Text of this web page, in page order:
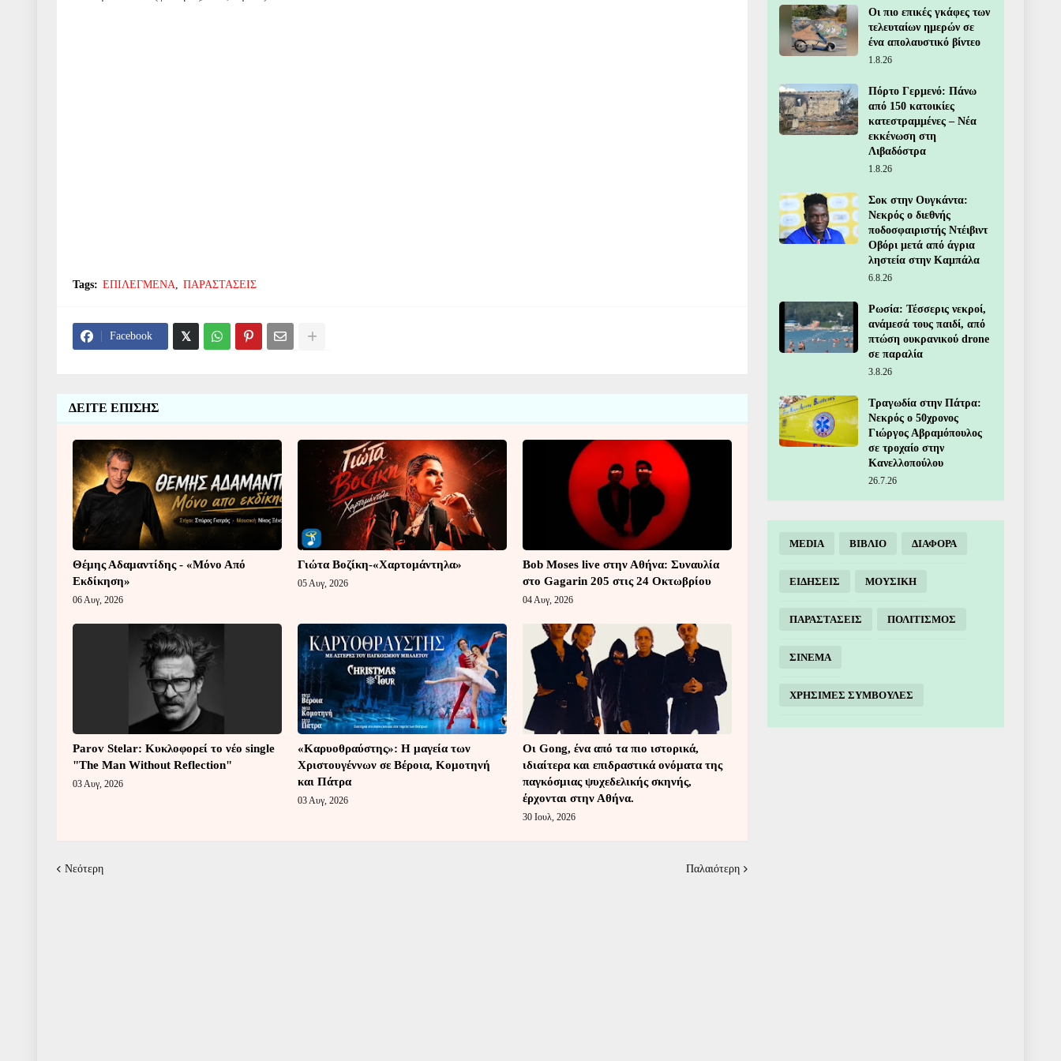
Tags: ΕΠΙΛΕΓΜΕΝΑ ΠΑΡΑΣΤΑΣΕΙΣ
Facebook
ΔΕΙΤΕ ΕΠΙΣΗΣ
Θέμης Αδαμαντίδης - «Μόνο Από
Εκδίκηση»
06 Αυγ, 2026
Γιώτα Βοζίκη-«Χαρτομάντηλα»
05 Αυγ, 2026
Bob Moses live στην Αθήνα: Συναυλία
στο Gagarin 205 στις 24 Οκτωβρίου
04 Αυγ, 2026
Parov Stelar: Κυκλοφορεί το νέο single
"The Man Without Reflection"
03 Αυγ, 2026
«Καρυοθραύστης»: Η μαγεία των
Χριστουγέννων σε Βέροια, Κομοτηνή
και Πάτρα
03 Αυγ, 2026
Οι Gong, ένα από τα πιο ιστορικά,
ιδιαίτερα και επιδραστικά ονόματα της
παγκόσμιας ψυχεδελικής σκηνής,
έρχονται στην Αθήνα.
30 Ιουλ, 2026
Νεότερη Παλαιότερη
Οι πιο επικές γκάφες των
τελευταίων ημερών σε
ένα απολαυστικό βίντεο
1.8.26
Πόρτο Γερμενό: Πάνω
από 150 κατοικίες
κατεστραμμένες – Νέα
εκκένωση στη
Λιβαδόστρα
1.8.26
Σοκ στην Ουγκάντα:
Νεκρός ο διεθνής
ποδοσφαιριστής Ντέιβιντ
Οβόρι μετά από άγρια
ληστεία στην Καμπάλα
6.8.26
Ρωσία: Τέσσερις νεκροί,
ανάμεσά τους παιδί, από
πτώση ουκρανικού drone
σε παραλία
3.8.26
Τραγωδία στην Πάτρα:
Νεκρός ο 50χρονος
Γιώργος Αβραμόπουλος
σε τροχαίο στην
Κανελλοπούλου
26.7.26
MEDIA ΒΙΒΛΙΟ ΔΙΑΦΟΡΑ
ΕΙΔΗΣΕΙΣ ΜΟΥΣΙΚΗ
ΠΑΡΑΣΤΑΣΕΙΣ ΠΟΛΙΤΙΣΜΟΣ
ΣΙΝΕΜΑ
ΧΡΗΣΙΜΕΣ ΣΥΜΒΟΥΛΕΣ